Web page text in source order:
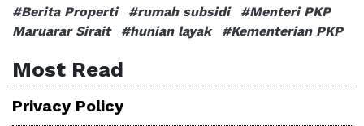
#Berita Properti #rumah subsidi
#Menteri PKP
Maruarar Sirait
#hunian layak #Kementerian PKP
Most Read
Privacy Policy